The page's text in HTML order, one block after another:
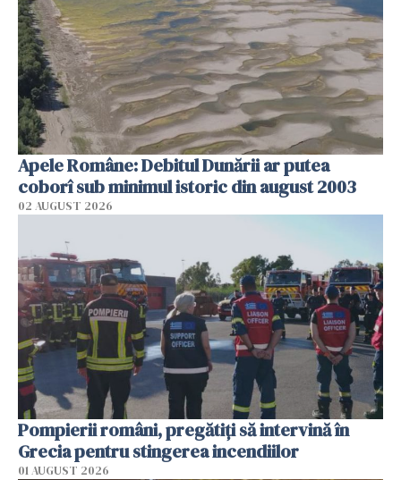
Apele Române: Debitul Dunării ar putea
coborî sub minimul istoric din august 2003
02 AUGUST 2026
Pompierii români, pregătiţi să intervină în
Grecia pentru stingerea incendiilor
01 AUGUST 2026